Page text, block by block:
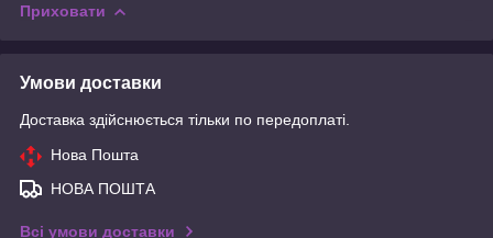
Приховати
Умови доставки
Доставка здійснюється тільки по передоплаті.
Нова Пошта
НОВА ПОШТА
Всі умови доставки